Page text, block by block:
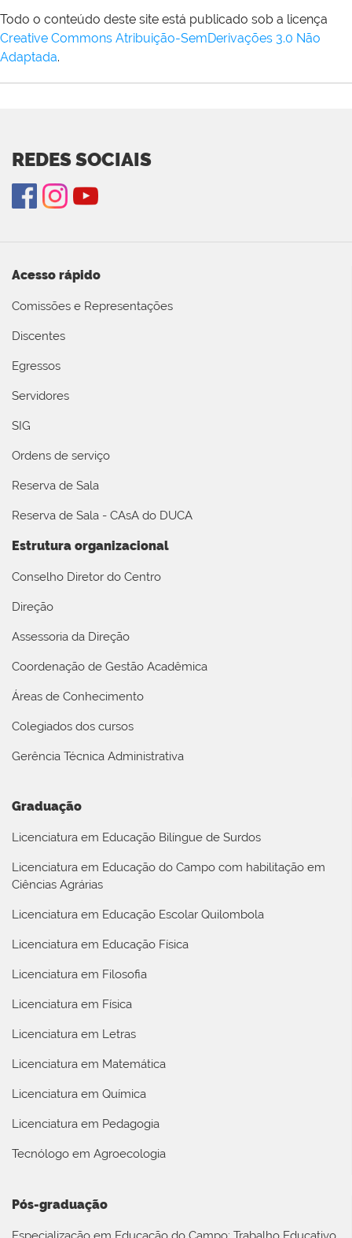
Todo o conteúdo deste site está publicado sob a licença
Creative Commons Atribuição-SemDerivações 3.0 Não
Adaptada.
REDES SOCIAIS
Acesso rápido
Comissões e Representações
Discentes
Egressos
Servidores
SIG
Ordens de serviço
Reserva de Sala
Reserva de Sala - CAsA do DUCA
Estrutura organizacional
Conselho Diretor do Centro
Direção
Assessoria da Direção
Coordenação de Gestão Acadêmica
Áreas de Conhecimento
Colegiados dos cursos
Gerência Técnica Administrativa
Graduação
Licenciatura em Educação Bilíngue de Surdos
Licenciatura em Educação do Campo com habilitação em
Ciências Agrárias
Licenciatura em Educação Escolar Quilombola
Licenciatura em Educação Física
Licenciatura em Filosofia
Licenciatura em Física
Licenciatura em Letras
Licenciatura em Matemática
Licenciatura em Química
Licenciatura em Pedagogia
Tecnólogo em Agroecologia
Pós-graduação